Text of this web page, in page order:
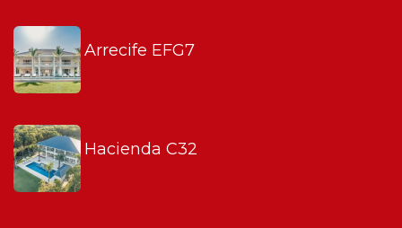
Arrecife EFG7
Hacienda C32